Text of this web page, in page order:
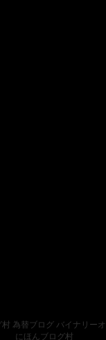
にほんブログ村